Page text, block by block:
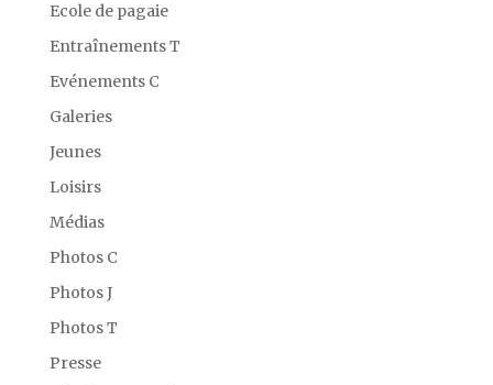
Ecole de pagaie
Entraînements T
Evénements C
Galeries
Jeunes
Loisirs
Médias
Photos C
Photos J
Photos T
Presse